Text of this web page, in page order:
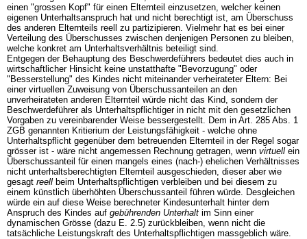
einen "grossen Kopf" für einen Elternteil einzusetzen, welcher keinen
eigenen Unterhaltsanspruch hat und nicht berechtigt ist, am Überschuss
des anderen Elternteils reell zu partizipieren. Vielmehr hat es bei einer
Verteilung des Überschusses zwischen denjenigen Personen zu bleiben,
welche konkret am Unterhaltsverhältnis beteiligt sind.
Entgegen der Behauptung des Beschwerdeführers bedeutet dies auch in
wirtschaftlicher Hinsicht keine unstatthafte "Bevorzugung" oder
"Besserstellung" des Kindes nicht miteinander verheirateter Eltern: Bei
einer virtuellen Zuweisung von Überschussanteilen an den
unverheirateten anderen Elternteil würde nicht das Kind, sondern der
Beschwerdeführer als Unterhaltspflichtiger in nicht mit den gesetzlichen
Vorgaben zu vereinbarender Weise bessergestellt. Dem in Art. 285 Abs. 1
ZGB genannten Kritierium der Leistungsfähigkeit - welche ohne
Unterhaltspflicht gegenüber dem betreuenden Elternteil in der Regel sogar
grösser ist - wäre nicht angemessen Rechnung getragen, wenn virtuell ein
Überschussanteil für einen mangels eines (nach-) ehelichen Verhältnisses
nicht unterhaltsberechtigten Elternteil ausgeschieden, dieser aber wie
gesagt reell beim Unterhaltspflichtigen verbleiben und bei diesem zu
einem künstlich überhöhten Überschussanteil führen würde. Desgleichen
würde ein auf diese Weise berechneter Kindesunterhalt hinter dem
Anspruch des Kindes auf gebührenden Unterhalt im Sinn einer
dynamischen Grösse (dazu E. 2.5) zurückbleiben, wenn nicht die
tatsächliche Leistungskraft des Unterhaltspflichtigen massgeblich wäre.